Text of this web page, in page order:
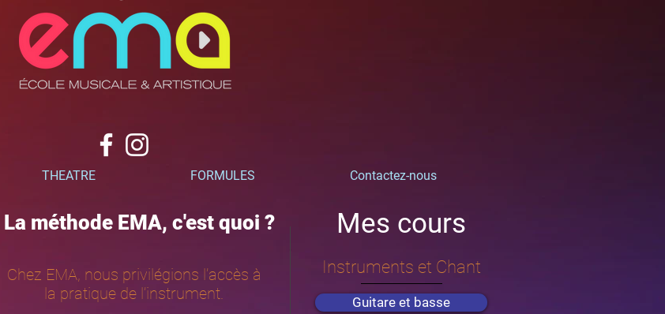
THEATRE FORMULES Contactez-nous
La méthode EMA, c'est quoi ?
Chez EMA, nous privilégions l’accès à
la pratique de l’instrument.
Mes cours
Instruments et Chant
Guitare et basse